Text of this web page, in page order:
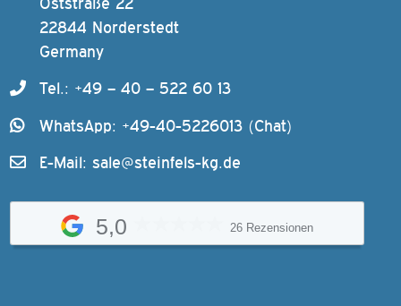
22844 Norderstedt
Germany
Tel.: +49 – 40 – 522 60 13
WhatsApp: +49-40-5226013 (Chat)
E-Mail: sale@steinfels-kg.de
5,0 26 Rezensionen